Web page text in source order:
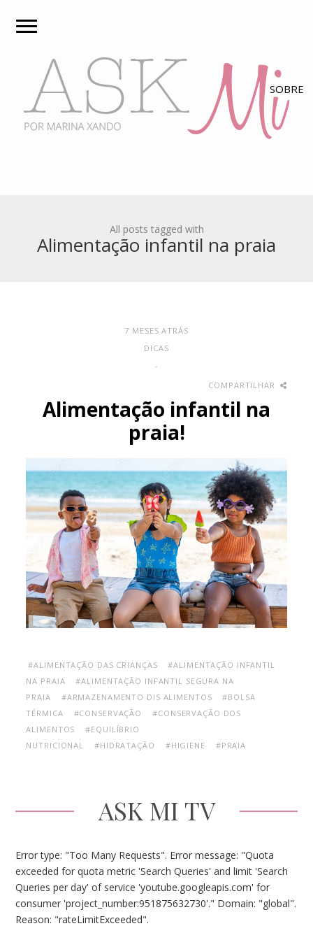
All posts tagged with
Alimentação infantil na praia
7 MESES ATRÁS
DICAS
-
COMPARTILHAR
Alimentação infantil na
praia!
#ALIMENTAÇÃO DAS CRIANÇAS
#ALIMENTAÇÃO INFANTIL
NA PRAIA
#ALIMENTAÇÃO INFANTIL SEGURA NA
PRAIA
#ARMAZENAMENTO DIS ALIMENTOS
#BOLSA
TÉRMICA
#CONSERVAÇÃO
#CONSERVAÇÃO DOS
ALIMENTOS
#EQUILÍBRIO
NUTRICIONAL
#HIDRATAÇÃO #HIGIENE #PRAIA
ASK MI TV
Error type: "Too Many Requests". Error message: "Quota
exceeded for quota metric 'Search Queries' and limit 'Search
Queries per day' of service 'youtube.googleapis.com' for
consumer 'project_number:951875632730'." Domain: "global".
Reason: "rateLimitExceeded".